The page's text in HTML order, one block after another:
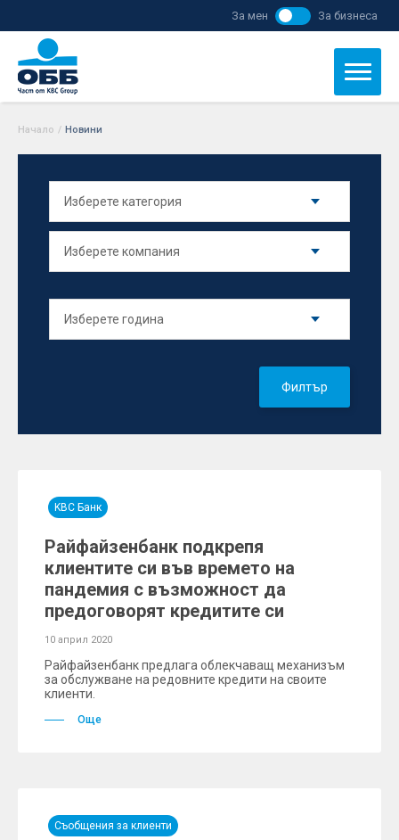
За мен За бизнеса
Начало / Новини
Филтър
KBC Банк
Райфайзенбанк подкрепя
клиентите си във времето на
пандемия с възможност да
предоговорят кредитите си
10 април 2020
Райфайзенбанк предлага облекчаващ механизъм
за обслужване на редовните кредити на своите
клиенти.
Още
Съобщения за клиенти